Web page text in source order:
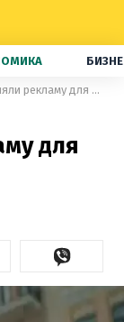
Украинцы сняли рекламу для Xiaomi: яркое видео
для